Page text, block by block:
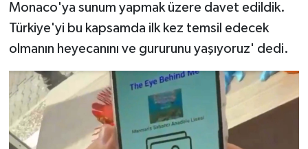
Monaco'ya sunum yapmak üzere davet edildik.
Türkiye'yi bu kapsamda ilk kez temsil edecek
olmanın heyecanını ve gururunu yaşıyoruz' dedi.